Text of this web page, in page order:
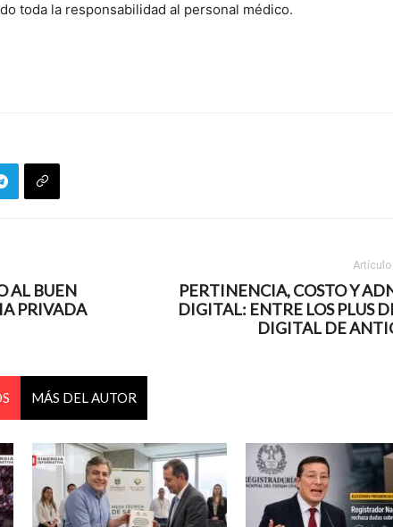
toda la responsabilidad al personal médico.
AL BUEN
PRIVADA
PERTINENCIA, COSTO Y
DIGITAL: ENTRE LOS PLUS
DIGITAL DE
MÁS DEL AUTOR